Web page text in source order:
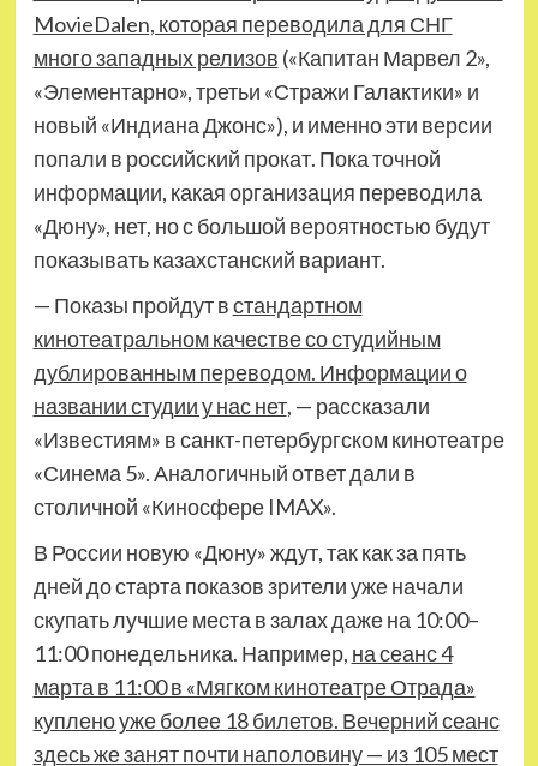
MovieDalen, которая переводила для СНГ
много западных релизов («Капитан Марвел 2»,
«Элементарно», третьи «Стражи Галактики» и
новый «Индиана Джонс»), и именно эти версии
попали в российский прокат. Пока точной
информации, какая организация переводила
«Дюну», нет, но с большой вероятностью будут
показывать казахстанский вариант.
— Показы пройдут встандартном
кинотеатральном качестве со студийным
дублированным переводом. Информации о
названии студии у нас нет, — рассказали
«Известиям» в санкт-петербургском кинотеатре
«Синема 5». Аналогичный ответ дали в
столичной «Киносфере IMAX».
В России новую «Дюну» ждут, так как за пять
дней до старта показов зрители уже начали
скупать лучшие места в залах даже на 10:00–
11:00 понедельника. Например, на сеанс 4
марта в 11:00 в «Мягком кинотеатре Отрада»
куплено уже более 18 билетов. Вечерний сеанс
здесь же занят почти наполовину — из 105 мест